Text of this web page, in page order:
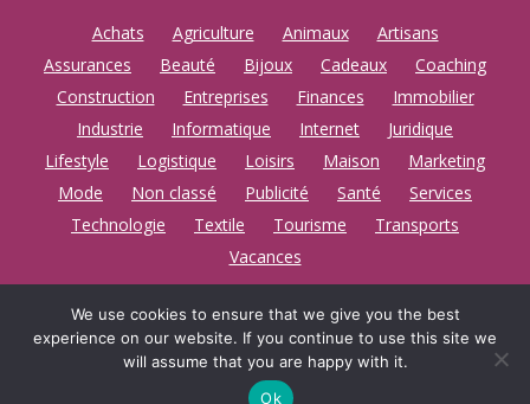
Achats Agriculture Animaux
Artisans
Assurances
Beauté Bijoux Cadeaux
Coaching
Construction
Entreprises Finances
Immobilier
Industrie
Informatique Internet
Juridique
Lifestyle
Logistique Loisirs Maison
Marketing
Mode
Non classé Publicité Santé
Services
Technologie
Textile Tourisme
Transports
Vacances
Actualité européenne vue par De red Konrad Middelburg ©
2026
Thème parWP Puzzle
We use cookies to ensure that we give you the best
experience on our website. If you continue to use this site we
will assume that you are happy with it.
Ok